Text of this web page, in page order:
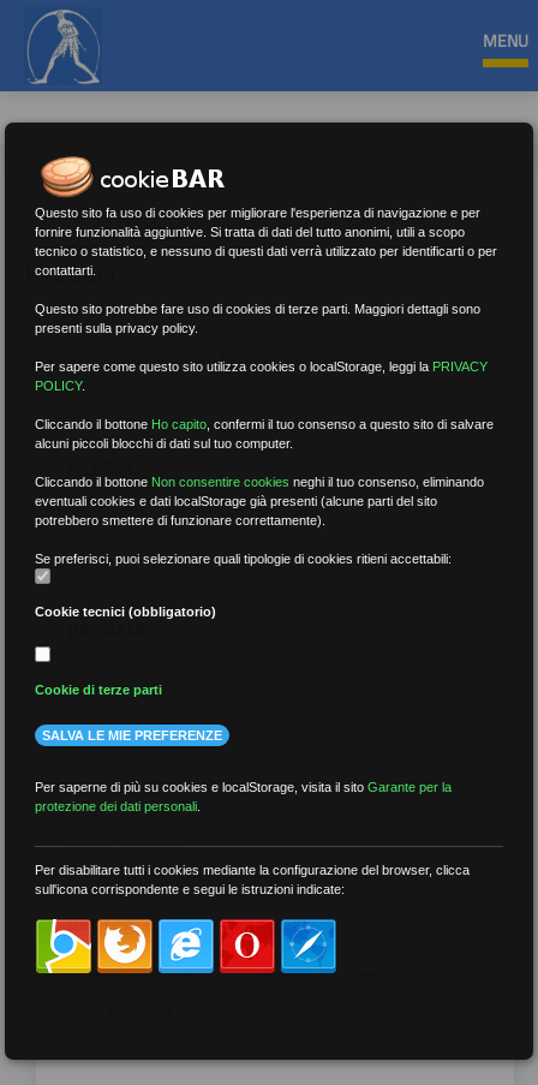
MENU
Precari
Nessun risultato.Rimuovi filtri
per data
più recenti
meno recenti
per tag
##DS ##FGU ##Gilda
Questo sito fa uso di cookies per migliorare l'esperienza di navigazione e per
fornire funzionalità aggiuntive. Si tratta di dati del tutto anonimi, utili a scopo
tecnico o statistico, e nessuno di questi dati verrà utilizzato per identificarti o per
contattarti.
Questo sito potrebbe fare uso di cookies di terze parti. Maggiori dettagli sono
presenti sulla privacy policy.
Per sapere come questo sito utilizza cookies o localStorage, leggi la PRIVACY
POLICY.
Cliccando il bottone Ho capito ,confermi il tuo consenso a questo sito di salvare
alcuni piccoli blocchi di dati sul tuo computer.
Cliccando il bottone Non consentire cookies neghi il tuo consenso, eliminando
eventuali cookies e dati localStorage già presenti (alcune parti del sito
potrebbero smettere di funzionare correttamente).
Se preferisci, puoi selezionare quali tipologie di cookies ritieni accettabili:
Cookie tecnici (obbligatorio)
Cookie di terze parti
SALVA LE MIE PREFERENZE
Per saperne di più su cookies e localStorage, visita il sitoGarante per la
protezione dei dati personali
Per disabilitare tutti i cookies mediante la configurazione del browser, clicca
sull'icona corrispondente e segui le istruzioni indicate: